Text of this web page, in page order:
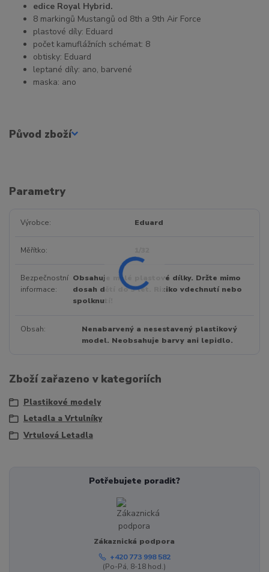
edice Royal Hybrid.
8 markingů Mustangů od 8th a 9th Air Force
plastové díly: Eduard
počet kamuflážních schémat: 8
obtisky: Eduard
leptané díly: ano, barvené
maska: ano
Původ zboží
Parametry
Výrobce Eduard
Měřítko
Bezpečnostní
informace
Obsahuje malé plastové dílky. Držte mimo
dosah dětí do 3 let. Riziko vdechnutí nebo
spolknutí!
Obsah
Nenabarvený a nesestavený plastikový
model. Neobsahuje barvy ani lepidlo.
Zboží zařazeno v kategoriích
Plastikové modely
Letadla a Vrtulníky
Vrtulová Letadla
Potřebujete poradit?
Zákaznická podpora
+420 773 998 582
(Po-Pá, 8-18 hod.)